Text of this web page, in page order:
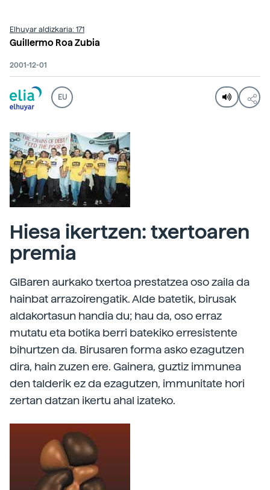
Elhuyar aldizkaria: 171
Guillermo Roa Zubia
2001-12-01
EU
Hiesa ikertzen: txertoaren
premia
GIBaren aurkako txertoa prestatzea oso zaila da
hainbat arrazoirengatik. Alde batetik, birusak
aldakortasun handia du; hau da, oso erraz
mutatu eta botika berri batekiko erresistente
bihurtzen da. Birusaren forma asko ezagutzen
dira, hain zuzen ere. Gainera, guztiz immunea
den talderik ez da ezagutzen, immunitate hori
zertan datzan ikertu ahal izateko.